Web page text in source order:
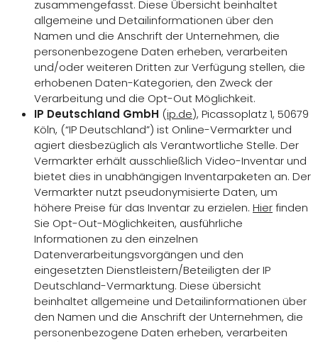
zusammengefasst. Diese Übersicht beinhaltet
allgemeine und Detailinformationen über den
Namen und die Anschrift der Unternehmen, die
personenbezogene Daten erheben, verarbeiten
und/oder weiteren Dritten zur Verfügung stellen, die
erhobenen Daten-Kategorien, den Zweck der
Verarbeitung und die Opt-Out Möglichkeit.
IP Deutschland GmbH (ip.de), Picassoplatz 1, 50679
Köln, (“IP Deutschland”) ist Online-Vermarkter und
agiert diesbezüglich als Verantwortliche Stelle. Der
Vermarkter erhält ausschließlich Video-Inventar und
bietet dies in unabhängigen Inventarpaketen an. Der
Vermarkter nutzt pseudonymisierte Daten, um
höhere Preise für das Inventar zu erzielen. Hierfinden
Sie Opt-Out-Möglichkeiten, ausführliche
Informationen zu den einzelnen
Datenverarbeitungsvorgängen und den
eingesetzten Dienstleistern/Beteiligten der IP
Deutschland-Vermarktung. Diese übersicht
beinhaltet allgemeine und Detailinformationen über
den Namen und die Anschrift der Unternehmen, die
personenbezogene Daten erheben, verarbeiten